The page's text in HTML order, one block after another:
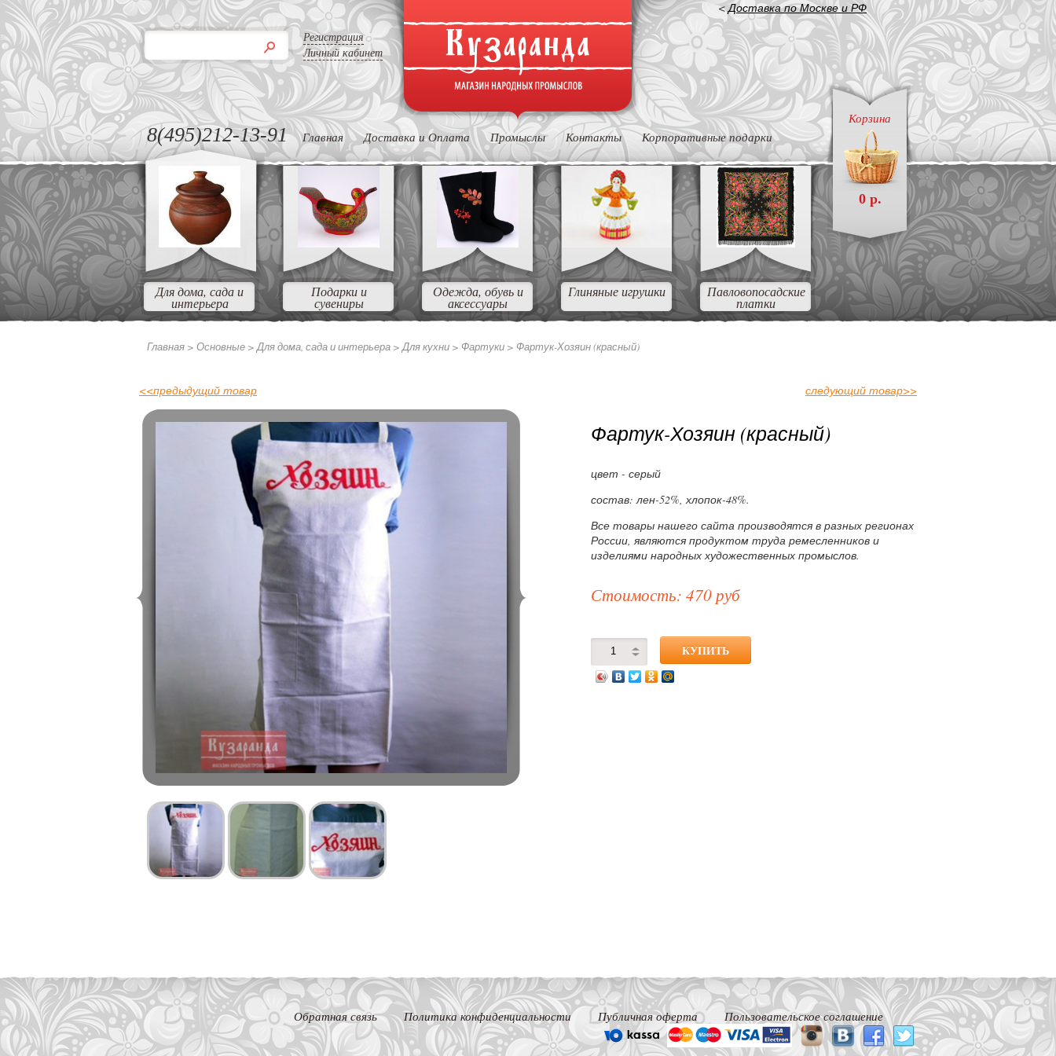
Регистрация
Личный кабинет
<Доставка по Москве и РФ
Корзина
0 р.
8(495)212-13-91 Главная Доставка и Оплата Промыслы Контакты Корпоративные подарки
Для дома, сада и
интерьера
Подарки и
сувениры
Одежда, обувь и
аксессуары
Глиняные игрушки Павловопосадские
платки
Главная > Основные >Для дома, сада и интерьера >Для кухни > Фартуки > Фартук-Хозяин (красный)
<<предыдущий товар следующий товар>>
Фартук-Хозяин (красный)
цвет - серый
состав: лен-52%, хлопок-48%.
Все товары нашего сайта производятся в разных регионах
России, являются продуктом труда ремесленников и
изделиями народных художественных промыслов.
Стоимость: 470 руб
Обратная связь Политика конфиденциальности Публичная оферта Пользовательское соглашение